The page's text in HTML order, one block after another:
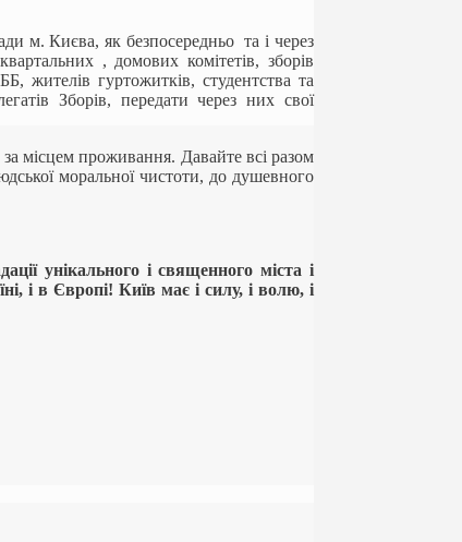
м. Києва, як безпосередньо та і через
, домових комітетів, зборів
жителів гуртожитків, студентства та
Зборів, передати через них свої
місцем проживання. Давайте всі разом
моральної чистоти, до душевного
унікального і священного міста і
і в Європі! Київ має і силу, і волю, і